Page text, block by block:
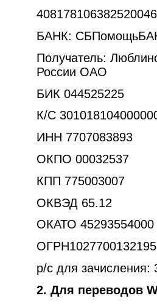
БАНК:
Получатель:
России ОАО
БИК 044525225
К/С
ИНН 7707083893
ОКПО 00032537
КПП 775003007
ОКВЭД 65.12
ОКАТО 45293554000
ОГРН1027700132195
р/с для зачисления:
2. Для переводов